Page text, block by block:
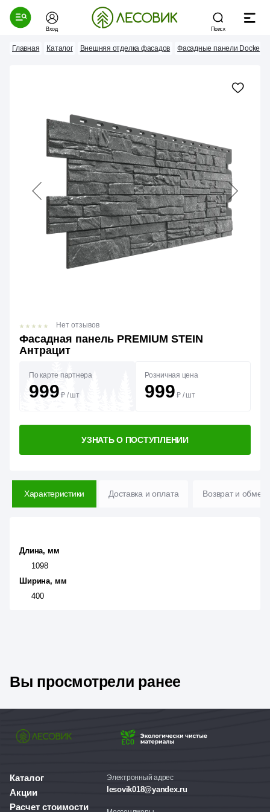
Вход Поиск
Главная Каталог Внешняя отделка фасадов Фасадные панели Docke
Фасадная панель PREMIUM STEIN
Антрацит
Нет отзывов
По карте партнера
999 ₽ / шт
Розничная цена
999 ₽ / шт
УЗНАТЬ О ПОСТУПЛЕНИИ
Характеристики Доставка и оплата Возврат и обмен
Длина, мм
1098
Ширина, мм
400
Вы просмотрели ранее
Каталог
Акции
Расчет стоимости
Электронный адрес
lesovik018@yandex.ru